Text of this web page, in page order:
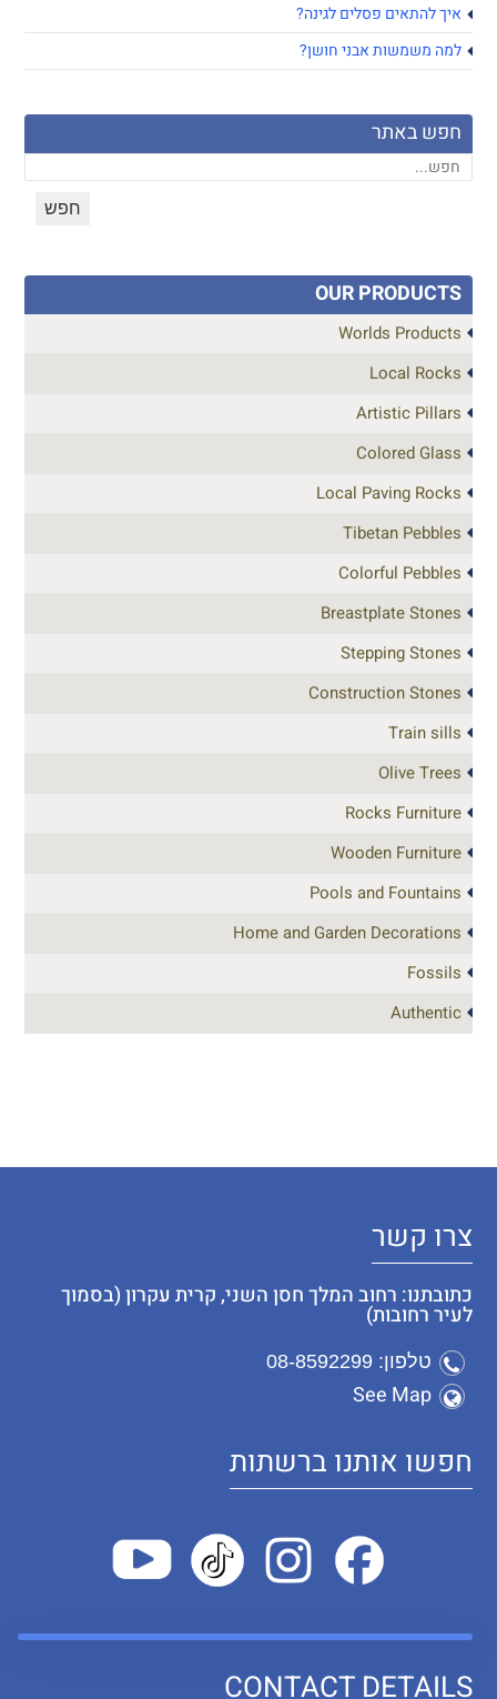
איך להתאים פסלים לגינה?
למה משמשות אבני חושן?
חפש באתר
OUR PRODUCTS
Worlds Products
Local Rocks
Artistic Pillars
Colored Glass
Local Paving Rocks
Tibetan Pebbles
Colorful Pebbles
Breastplate Stones
Stepping Stones
Construction Stones
Train sills
Olive Trees
Rocks Furniture
Wooden Furniture
Pools and Fountains
Home and Garden Decorations
Fossils
Authentic
צרו קשר
כתובתנו: רחוב המלך חסן השני, קרית עקרון (בסמוך
לעיר רחובות)
טלפון: 08-8592299
See Map
חפשו אותנו ברשתות
CONTACT DETAILS